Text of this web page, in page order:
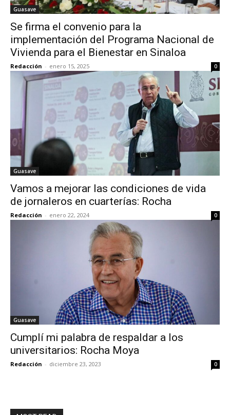
Guasave
Se firma el convenio para la
implementación del Programa Nacional de
Vivienda para el Bienestar en Sinaloa
Redacción - enero 15, 2025 0
Guasave
Vamos a mejorar las condiciones de vida
de jornaleros en cuarterías: Rocha
Redacción - enero 22, 2024 0
Guasave
Cumplí mi palabra de respaldar a los
universitarios: Rocha Moya
Redacción - diciembre 23, 2023 0